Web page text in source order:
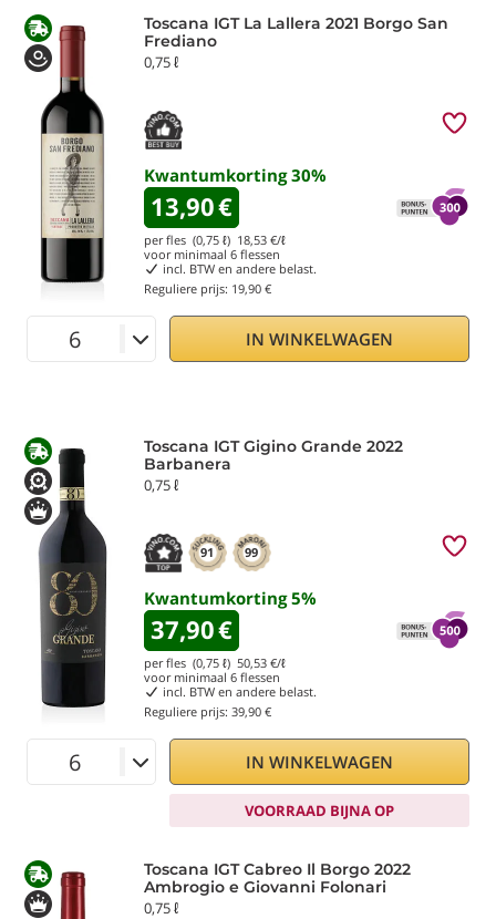
Toscana IGT La Lallera 2021 Borgo San
Frediano
0,75 ℓ
Kwantumkorting30%
13,90€
per fles (0,75 ℓ) 18,53 €/ℓ
voor minimaal 6 flessen
incl. BTW en andere belast.
Reguliere prijs: 19,90 €
IN WINKELWAGEN
Toscana IGT Gigino Grande 2022
Barbanera
0,75 ℓ
91 99
Kwantumkorting5%
37,90€
per fles (0,75 ℓ) 50,53 €/ℓ
voor minimaal 6 flessen
incl. BTW en andere belast.
Reguliere prijs: 39,90 €
IN WINKELWAGEN
VOORRAAD BIJNA OP
Toscana IGT Cabreo Il Borgo 2022
Ambrogio e Giovanni Folonari
0,75 ℓ